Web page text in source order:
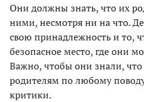
Они должны знать, что их
ними, несмотря ни на что.
свою принадлежность и то,
безопасное место, где они
Важно, чтобы они знали,
родителям по любому
критики.